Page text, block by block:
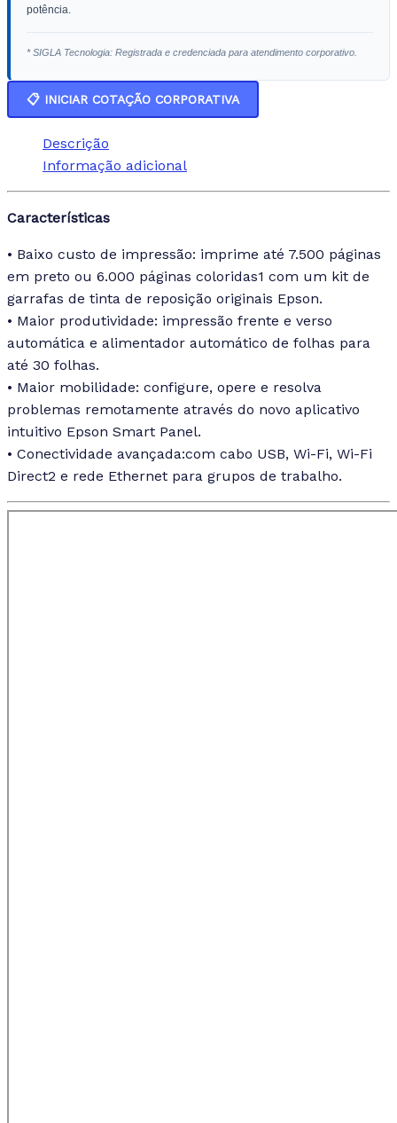
potência.
* SIGLA Tecnologia: Registrada e credenciada para atendimento corporativo.
📋 INICIAR COTAÇÃO CORPORATIVA
Descrição
Informação adicional
Características
• Baixo custo de impressão: imprime até 7.500 páginas
em preto ou 6.000 páginas coloridas1 com um kit de
garrafas de tinta de reposição originais Epson.
• Maior produtividade: impressão frente e verso
automática e alimentador automático de folhas para
até 30 folhas.
• Maior mobilidade: configure, opere e resolva
problemas remotamente através do novo aplicativo
intuitivo Epson Smart Panel.
• Conectividade avançada:com cabo USB, Wi-Fi, Wi-Fi
Direct2 e rede Ethernet para grupos de trabalho.